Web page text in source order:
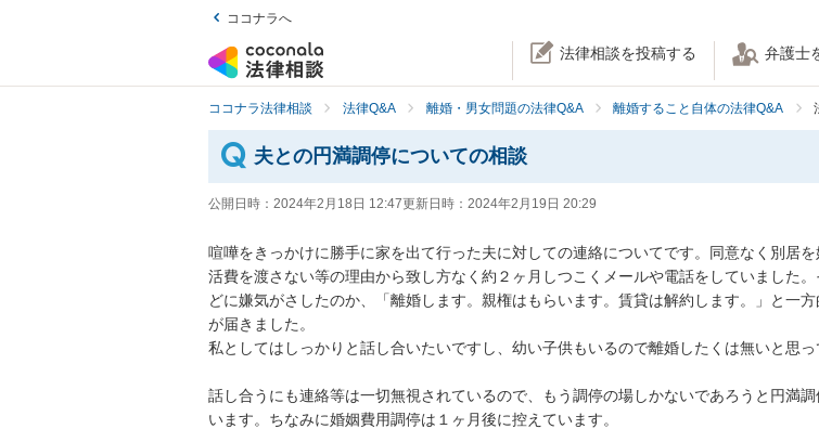
ココナラへ
法律相談を投稿する 弁護士
ココナラ法律相談 法律Q&A 離婚・男女問題の法律Q&A 離婚すること自体の法律Q&A
夫との円満調停についての相談
公開日時： 2024年2月18日 12:47更新日時： 2024年2月19日 20:29
喧嘩をきっかけに勝手に家を出て行った夫に対しての連絡についてです。同意なく別居
活費を渡さない等の理由から致し方なく約２ヶ月しつこくメールや電話をしていました
どに嫌気がさしたのか、「離婚します。親権はもらいます。賃貸は解約します。」と一
が届きました。
私としてはしっかりと話し合いたいですし、幼い子供もいるので離婚したくは無いと思っ
話し合うにも連絡等は一切無視されているので、もう調停の場しかないであろうと円満
います。ちなみに婚姻費用調停は１ヶ月後に控えています。